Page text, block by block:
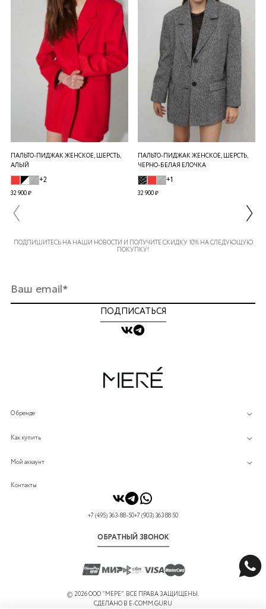
ПАЛЬТО-ПИДЖАК ЖЕНСКОЕ, ШЕРСТЬ,
АЛЫЙ
+2
32 900 ₽
ПАЛЬТО-ПИДЖАК ЖЕНСКОЕ, ШЕРСТЬ,
ЧЕРНО-БЕЛАЯ ЕЛОЧКА
+1
32 900 ₽
ПОДПИШИТЕСЬ НА НАШИ НОВОСТИ И ПОЛУЧИТЕ СКИДКУ 10% НА СЛЕДУЮЩУЮ
ПОКУПКУ!
ПОДПИСАТЬСЯ
О бренде
Как купить
Мой аккаунт
Контакты
+7 (495) 363-88-50+7 (903) 363 88 50
ОБРАТНЫЙ ЗВОНОК
© 2026 ООО "МЕРЕ". ВСЕ ПРАВА ЗАЩИЩЕНЫ.
СДЕЛАНО В E-COMM.GURU